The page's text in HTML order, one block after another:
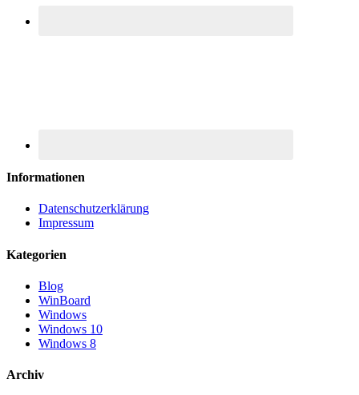
Informationen
Datenschutzerklärung
Impressum
Kategorien
Blog
WinBoard
Windows
Windows 10
Windows 8
Archiv